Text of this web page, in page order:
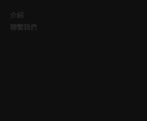
介紹
聯繫我們